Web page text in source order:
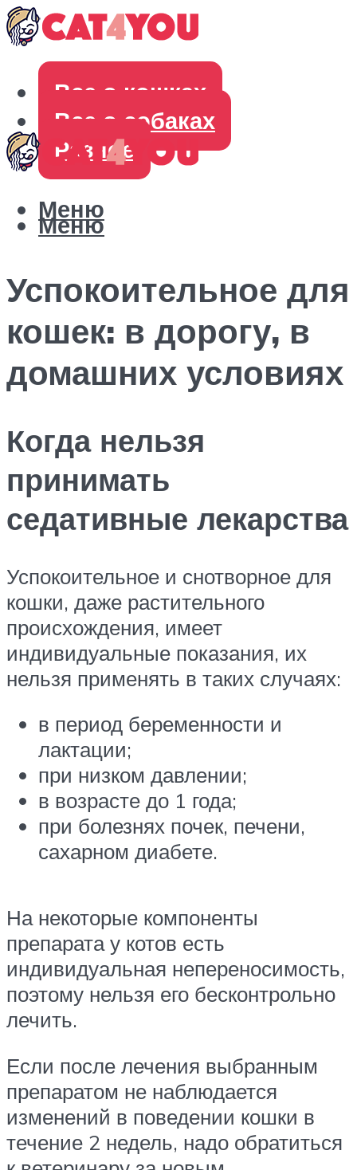
Все о кошках
Все о собаках
Разное
Меню
Меню
Успокоительное для
кошек: в дорогу, в
домашних условиях
Когда нельзя
принимать
седативные лекарства
Успокоительное и снотворное для
кошки, даже растительного
происхождения, имеет
индивидуальные показания, их
нельзя применять в таких случаях:
в период беременности и
лактации;
при низком давлении;
в возрасте до 1 года;
при болезнях почек, печени,
сахарном диабете.
На некоторые компоненты
препарата у котов есть
индивидуальная непереносимость,
поэтому нельзя его бесконтрольно
лечить.
Если после лечения выбранным
препаратом не наблюдается
изменений в поведении кошки в
течение 2 недель, надо обратиться